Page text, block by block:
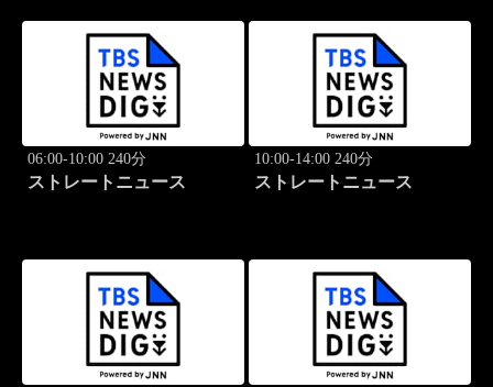
06:00-10:00 240分
ストレートニュース
10:00-14:00 240分
ストレートニュース